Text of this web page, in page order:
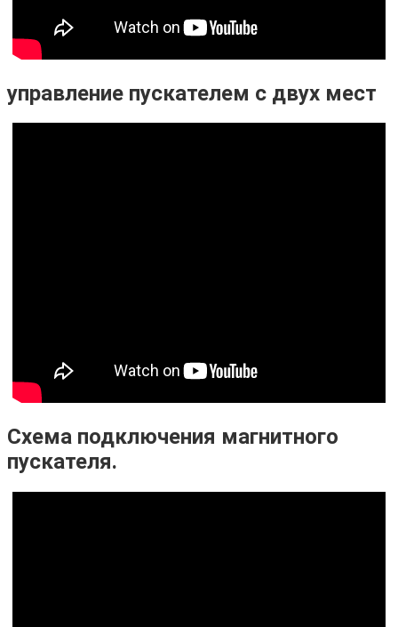
управление пускателем с двух мест
Схема подключения магнитного
пускателя.